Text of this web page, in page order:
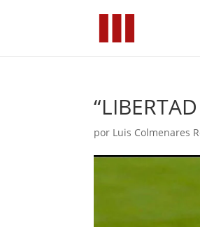
por Luis Colmenares